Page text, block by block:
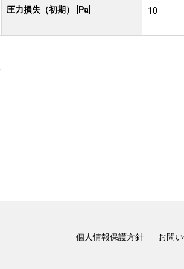
圧力損失（初期） [Pa] 10
個人情報保護方針 お問